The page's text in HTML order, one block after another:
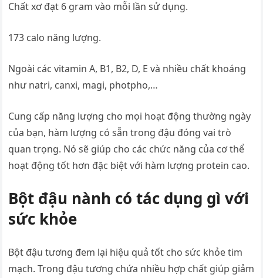
Chất xơ đạt 6 gram vào mỗi lần sử dụng.
173 calo năng lượng.
Ngoài các vitamin A, B1, B2, D, E và nhiều chất khoáng
như natri, canxi, magi, photpho,…
Cung cấp năng lượng cho mọi hoạt động thường ngày
của bạn, hàm lượng có sẵn trong đậu đóng vai trò
quan trọng. Nó sẽ giúp cho các chức năng của cơ thể
hoạt động tốt hơn đặc biệt với hàm lượng protein cao.
Bột đậu nành có tác dụng gì với
sức khỏe
Bột đậu tương đem lại hiệu quả tốt cho sức khỏe tim
mạch. Trong đậu tương chứa nhiều hợp chất giúp giảm